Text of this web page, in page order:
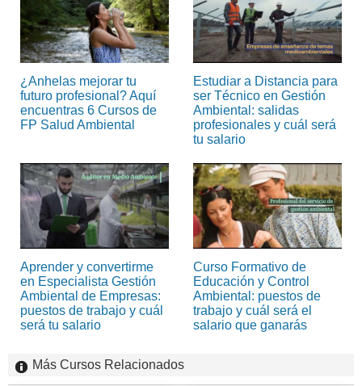
¿Anhelas mejorar tu
futuro profesional? Aquí
encuentras 6 Cursos de
FP Salud Ambiental
Estudiar a Distancia para
ser Técnico en Gestión
Ambiental: salidas
profesionales y cuál será
tu salario
Aprender y convertirme
en Especialista Gestión
Ambiental de Empresas:
puestos de trabajo y cuál
será tu salario
Curso Formativo de
Educación y Control
Ambiental: puestos de
trabajo y cuál será el
salario que ganarás
Más Cursos Relacionados